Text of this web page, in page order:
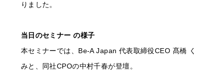
りました。
当日のセミナー の様子
本セミナーでは、Be-A Japan 代表取締役CEO 髙橋 く
みと、同社CPOの中村千春が登壇。